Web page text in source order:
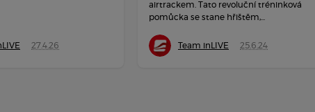
27.4.26
airtrackem. Tato revoluční tréninková
pomůcka se stane hřištěm,...
Team inLIVE 25.6.24